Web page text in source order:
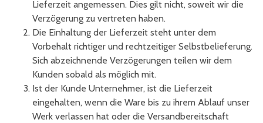
Lieferzeit angemessen. Dies gilt nicht, soweit wir die
Verzögerung zu vertreten haben.
Die Einhaltung der Lieferzeit steht unter dem
Vorbehalt richtiger und rechtzeitiger Selbstbelieferung.
Sich abzeichnende Verzögerungen teilen wir dem
Kunden sobald als möglich mit.
Ist der Kunde Unternehmer, ist die Lieferzeit
eingehalten, wenn die Ware bis zu ihrem Ablauf unser
Werk verlassen hat oder die Versandbereitschaft